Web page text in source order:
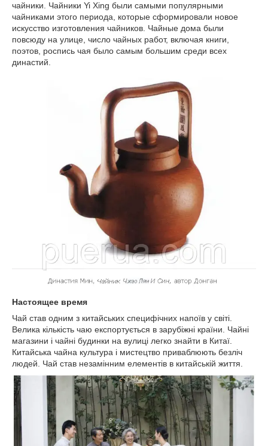
чайники. Чайники Yi Xing были самыми популярными
чайниками этого периода, которые сформировали новое
искусство изготовления чайников. Чайные дома были
повсюду на улице, число чайных работ, включая книги,
поэтов, роспись чая было самым большим среди всех
династий.
Настоящее время
Чай став одним з китайських специфічних напоїв у світі.
Велика кількість чаю експортується в зарубіжні країни. Чайні
магазини і чайні будинки на вулиці легко знайти в Китаї.
Китайська чайна культура і мистецтво приваблюють безліч
людей. Чай став незамінним елементів в китайській життя.